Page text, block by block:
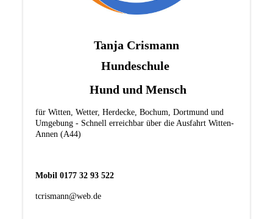
Tanja Crismann
Hundeschule
Hund und Mensch
für Witten, Wetter, Herdecke, Bochum, Dortmund und
Umgebung - Schnell erreichbar über die Ausfahrt Witten-
Annen (A44)
Mobil 0177 32 93 522
tcrismann@web.de